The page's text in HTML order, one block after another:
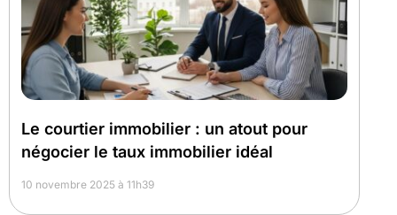
Le courtier immobilier : un atout pour
négocier le taux immobilier idéal
10 novembre 2025 à 11h39